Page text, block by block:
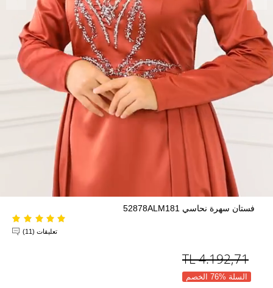
فستان سهرة نحاسي 52878ALM181
تعليقات (11)
4.192,71
TL
السلة %76 الخصم